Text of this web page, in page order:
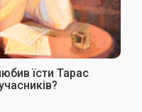
їсти Тарас